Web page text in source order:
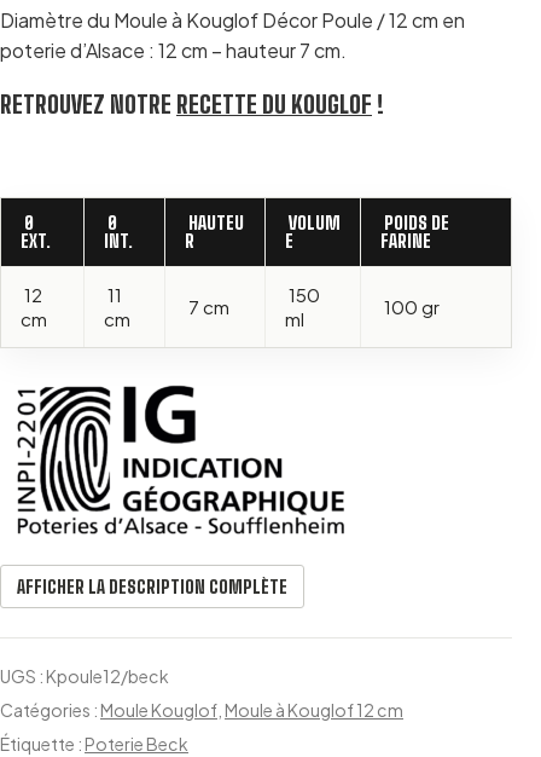
Diamètre du Moule à Kouglof Décor Poule / 12 cm en
poterie d’Alsace : 12 cm – hauteur 7 cm.
RETROUVEZ NOTRE RECETTE DU KOUGLOF !
Ø
EXT.
Ø
INT.
HAUTEU
R
VOLUM
E
POIDS DE
FARINE
12
cm
11
cm
7 cm
150
ml
100 gr
AFFICHER LA DESCRIPTION COMPLÈTE
UGS : Kpoule12/beck
Catégories : Moule Kouglof Moule à Kouglof 12 cm
Étiquette : Poterie Beck